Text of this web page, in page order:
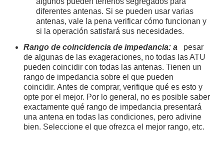
diferentes antenas. Si se pueden usar varias
antenas, vale la pena verificar cómo funcionan y
si la operación satisfará sus necesidades.
Rango de coincidencia de impedancia: a pesar
de algunas de las exageraciones, no todas las ATU
pueden coincidir con todas las antenas. Tienen un
rango de impedancia sobre el que pueden
coincidir. Antes de comprar, verifique qué es esto y
opte por el mejor. Por lo general, no es posible saber
exactamente qué rango de impedancia presentará
una antena en todas las condiciones, pero adivine
bien. Seleccione el que ofrezca el mejor rango, etc.